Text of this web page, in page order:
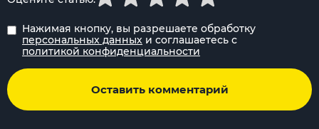
Нажимая кнопку, вы разрешаете обработку
персональных данных и соглашаетесь с
политикой конфиденциальности
Оставить комментарий